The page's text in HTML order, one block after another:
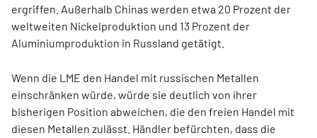
ergriffen. Außerhalb Chinas werden etwa 20 Prozent der
weltweiten Nickelproduktion und 13 Prozent der
Aluminiumproduktion in Russland getätigt.
Wenn die LME den Handel mit russischen Metallen
einschränken würde, würde sie deutlich von ihrer
bisherigen Position abweichen, die den freien Handel mit
diesen Metallen zulässt. Händler befürchten, dass die